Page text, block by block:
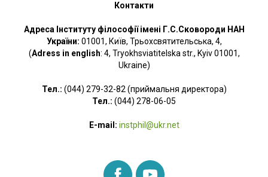
Контакти
Адреса Інституту філософії імені Г.С.Сковороди НАН
України: 01001, Київ, Трьохсвятительська, 4,
(Adress in english: 4, Tryokhsviatitelska str., Kyiv 01001,
Ukraine)
Тел.: (044) 279-32-82 (приймальня директора)
Тел.: (044) 278-06-05
E-mail: instphil@ukr.net